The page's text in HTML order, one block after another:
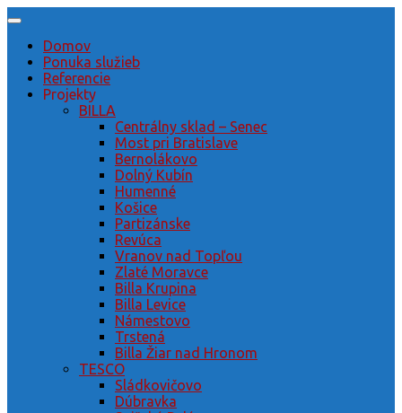
Preskočiť
obsahDomov
Ponuka služieb
Referencie
Projekty
BILLA
Centrálny sklad – Senec
Most pri Bratislave
Bernolákovo
Dolný Kubín
Humenné
Košice
Partizánske
Revúca
Vranov nad Topľou
Zlaté Moravce
Billa Krupina
Billa Levice
Námestovo
Trstená
Billa Žiar nad Hronom
TESCO
Sládkovičovo
Dúbravka